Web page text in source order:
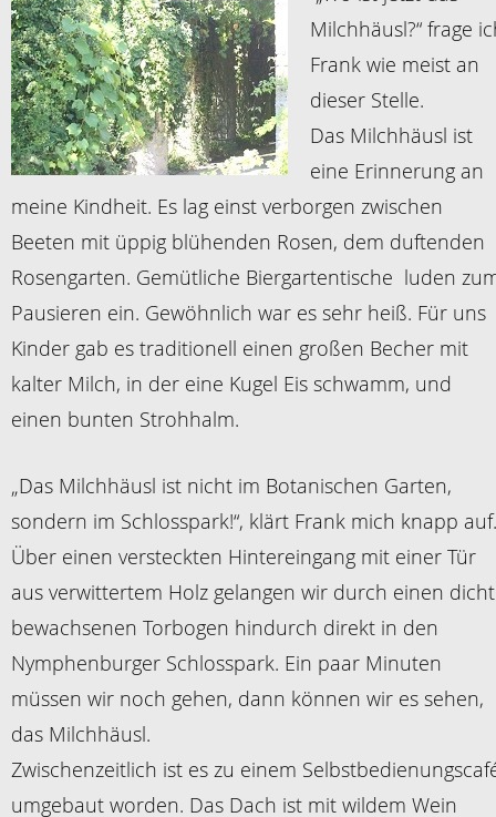
Milchhäusl?“ frage
Frank wie meist an
dieser Stelle.
Das Milchhäusl ist
eine Erinnerung an
meine Kindheit. Es lag einst verborgen zwischen
Beeten mit üppig blühenden Rosen, dem duftenden
Rosengarten. Gemütliche Biergartentische luden
Pausieren ein. Gewöhnlich war es sehr heiß. Für uns
Kinder gab es traditionell einen großen Becher mit
kalter Milch, in der eine Kugel Eis schwamm, und
einen bunten Strohhalm.
„Das Milchhäusl ist nicht im Botanischen Garten,
sondern im Schlosspark!“, klärt Frank mich knapp auf.
Über einen versteckten Hintereingang mit einer Tür
aus verwittertem Holz gelangen wir durch einen dicht
bewachsenen Torbogen hindurch direkt in den
Nymphenburger Schlosspark. Ein paar Minuten
müssen wir noch gehen, dann können wir es sehen,
das Milchhäusl.
Zwischenzeitlich ist es zu einem
umgebaut worden. Das Dach ist mit wildem Wein